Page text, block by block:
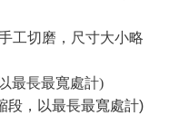
工切磨，尺寸大小略
最長最寬處計)
段，以最長最寬處計)